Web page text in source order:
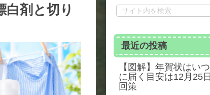
剤と切り
最近の投稿
【図解】年賀状はい
に届く目安は12月25
回策